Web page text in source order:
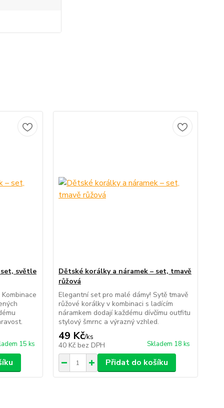
světle
15 ks
Dětské korálky a náramek – set, tmavě
růžová
Elegantní set pro malé dámy! Sytě tmavě
růžové korálky v kombinaci s ladícím
náramkem dodají každému dívčímu outfitu
stylový šmrnc a výrazný vzhled.
49 Kč/ks
40 Kč bez DPH Skladem 18 ks
Přidat do košíku